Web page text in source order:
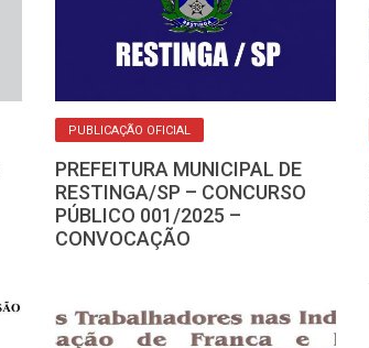
PUBLICAÇÃO OFICIAL
PREFEITURA MUNICIPAL DE
RESTINGA/SP – CONCURSO
PÚBLICO 001/2025 –
CONVOCAÇÃO